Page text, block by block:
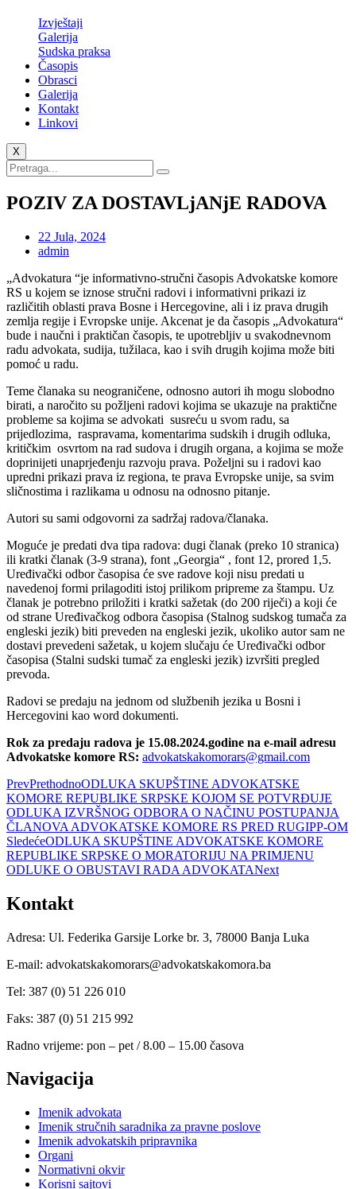
Izvještaji
Galerija
Sudska praksa
Časopis
Obrasci
Galerija
Kontakt
Linkovi
X
POZIV ZA DOSTAVLjANjE RADOVA
22 Jula, 2024
admin
„Advokatura “je informativno-stručni časopis Advokatske komore
RS u kojem se iznose stručni radovi i informativni prikazi iz
različitih oblasti prava Bosne i Hercegovine, ali i iz prava drugih
zemlja regije i Evropske unije. Akcenat je da časopis „Advokatura“
bude i naučni i praktičan časopis, te upotrebljiv u svakodnevnom
radu advokata, sudija, tužilaca, kao i svih drugih kojima može biti
pomoć u radu.
Teme članaka su neograničene, odnosno autori ih mogu slobodno
birati, a naročito su požljeni radovi kojima se ukazuje na praktične
probleme sa kojima se advokati susreću u svom radu, sa
prijedlozima, raspravama, komentarima sudskih i drugih odluka,
kritičkim osvrtom na rad sudova i drugih organa, a kojima se može
doprinijeti unaprjeđenju razvoju prava. Poželjni su i radovi kao
upredni prikazi prava iz regiona, te prava Evropske unije, sa svim
sličnostima i razlikama u odnosu na odnosno pitanje.
Autori su sami odgovorni za sadržaj radova/članaka.
Moguće je predati dva tipa radova: dugi članak (preko 10 stranica)
ili kratki članak (3-9 strana), font „Georgia“ , font 12, prored 1,5.
Uređivački odbor časopisa će sve radove koji nisu predati u
navedenoj formi prilagoditi istoj prilikom pripreme za štampu. Uz
članak je potrebno priložiti i kratki sažetak (do 200 riječi) a koji će
od strane Uređivačkog odbora časopisa (Stalnog sudskog tumača za
engleski jezik) biti preveden na engleski jezik, ukoliko autor sam ne
dostavi prevedeni sažetak, u kojem slučaju će Uređivački odbor
časopisa (Stalni sudski tumač za engleski jezik) izvršiti pregled
prevoda.
Radovi se predaju na jednom od službenih jezika u Bosni i
Hercegovini kao word dokumenti.
Rok za predaju radova je 15.08.2024.godine na e-mail adresu
Advokatske komore RS: advokatskakomorars@gmail.com
PrevPrethodnoODLUKA SKUPŠTINE ADVOKATSKE
KOMORE REPUBLIKE SRPSKE KOJOM SE POTVRĐUJE
ODLUKA IZVRŠNOG ODBORA O NAČINU POSTUPANJA
ČLANOVA ADVOKATSKE KOMORE RS PRED RUGIPP-OM
SledećeODLUKA SKUPŠTINE ADVOKATSKE KOMORE
REPUBLIKE SRPSKE O MORATORIJU NA PRIMJENU
ODLUKE O OBUSTAVI RADA ADVOKATANext
Kontakt
Adresa: Ul. Federika Garsije Lorke br. 3, 78000 Banja Luka
E-mail: advokatskakomorars@advokatskakomora.ba
Tel: 387 (0) 51 226 010
Faks: 387 (0) 51 215 992
Radno vrijeme: pon – pet / 8.00 – 15.00 časova
Navigacija
Imenik advokata
Imenik stručnih saradnika za pravne poslove
Imenik advokatskih pripravnika
Organi
Normativni okvir
Korisni sajtovi